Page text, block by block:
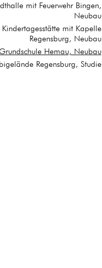
mit Feuerwehr Bingen,
Neubau
Kindertagesstätte mit Kapelle
Regensburg, Neubau
Grundschule Hemau, Neubau
Regensburg, Studie
Realschule.